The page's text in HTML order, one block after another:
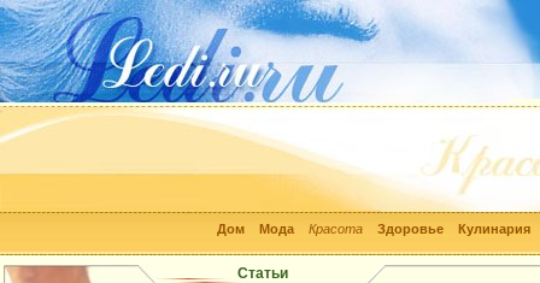
Дом Мода Красота Здоровье Кулинария
Статьи